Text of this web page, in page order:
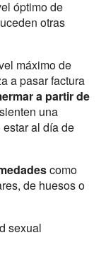
óptimo de
otras
máximo de
a pasar factura
a partir de
una
al día de
como
de huesos o
sexual